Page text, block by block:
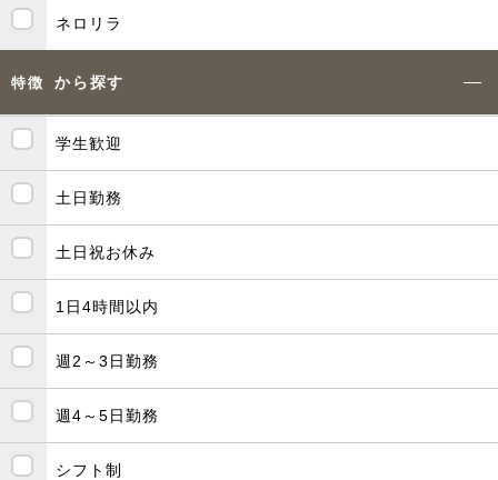
ネロリラ
特徴 から探す
学生歓迎
土日勤務
土日祝お休み
1日4時間以内
週2～3日勤務
週4～5日勤務
シフト制